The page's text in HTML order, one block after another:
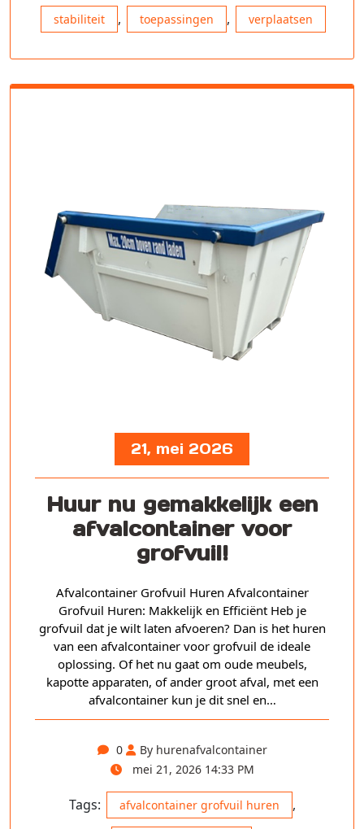
stabiliteit , toepassingen , verplaatsen
21, mei 2026
Huur nu gemakkelijk een
afvalcontainer voor
grofvuil!
Afvalcontainer Grofvuil Huren Afvalcontainer
Grofvuil Huren: Makkelijk en Efficiënt Heb je
grofvuil dat je wilt laten afvoeren? Dan is het huren
van een afvalcontainer voor grofvuil de ideale
oplossing. Of het nu gaat om oude meubels,
kapotte apparaten, of ander groot afval, met een
afvalcontainer kun je dit snel en…
0
By hurenafvalcontainer
mei 21, 2026 14:33 PM
Tags: afvalcontainer grofvuil huren ,